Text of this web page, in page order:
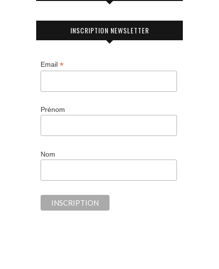
INSCRIPTION NEWSLETTER
Email *
Prénom
Nom